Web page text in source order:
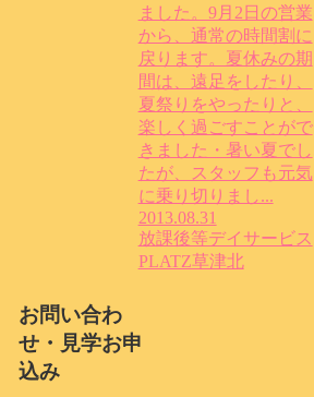
ました。9月2日の営業
から、通常の時間割に
戻ります。夏休みの期
間は、遠足をしたり、
夏祭りをやったりと、
楽しく過ごすことがで
きました・暑い夏でし
たが、スタッフも元気
に乗り切りまし...
2013.08.31
放課後等デイサービス
PLATZ草津北
お問い合わ
せ・見学お申
込み